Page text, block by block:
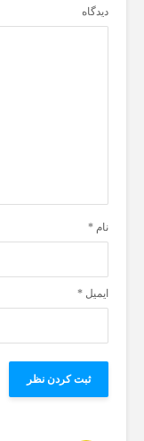
دیدگاه
نام *
ایمیل *